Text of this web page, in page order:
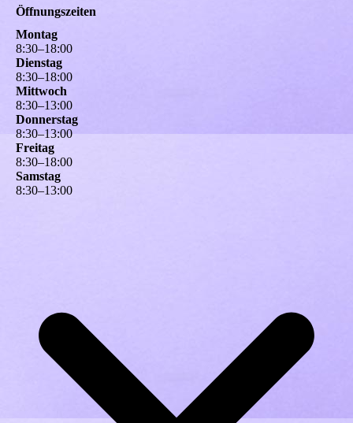
Öffnungszeiten
Montag
8:30–18:00
Dienstag
8:30–18:00
Mittwoch
8:30–13:00
Donnerstag
8:30–13:00
Freitag
8:30–18:00
Samstag
8:30–13:00